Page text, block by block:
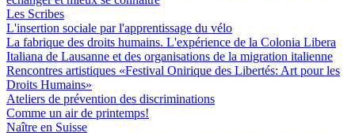
Les Scribes
L'insertion sociale par l'apprentissage du vélo
La fabrique des droits humains. L'expérience de la Colonia Libera
Italiana de Lausanne et des organisations de la migration italienne
Rencontres artistiques «Festival Onirique des Libertés: Art pour les
Droits Humains»
Ateliers de prévention des discriminations
Comme un air de printemps!
Naître en Suisse